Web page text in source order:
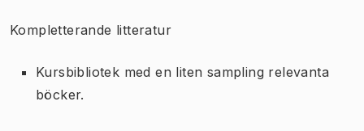
Kompletterande litteratur
Kursbibliotek med en liten sampling relevanta
böcker.